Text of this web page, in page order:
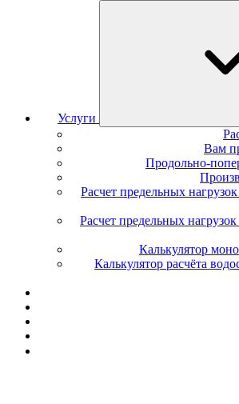
Услуги
Вам
Продольно-
Расчет предельных
Расчет предельных
Калькулятор
Калькулятор расчёта